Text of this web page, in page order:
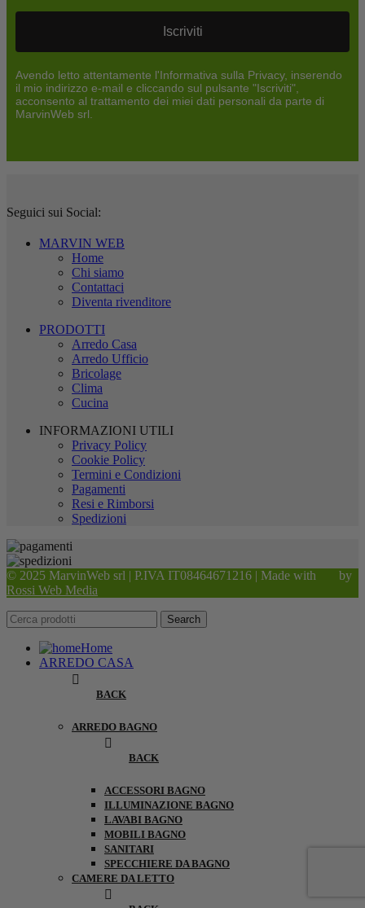
Iscriviti
Avendo letto attentamente l'Informativa sulla Privacy, inserendo
il mio indirizzo e-mail e cliccando sul pulsante "Iscriviti",
acconsento al trattamento dei miei dati personali da parte di
MarvinWeb srl.
Seguici sui Social:
MARVIN WEB
Home
Chi siamo
Contattaci
Diventa rivenditore
PRODOTTI
Arredo Casa
Arredo Ufficio
Bricolage
Clima
Cucina
INFORMAZIONI UTILI
Privacy Policy
Cookie Policy
Termini e Condizioni
Pagamenti
Resi e Rimborsi
Spedizioni
© 2025 MarvinWeb srl | P.IVA IT08464671216 | Made with
by
Rossi Web Media
Search
Home
ARREDO CASA
BACK
ARREDO BAGNO
BACK
ACCESSORI BAGNO
ILLUMINAZIONE BAGNO
LAVABI BAGNO
MOBILI BAGNO
SANITARI
SPECCHIERE DA BAGNO
CAMERE DA LETTO